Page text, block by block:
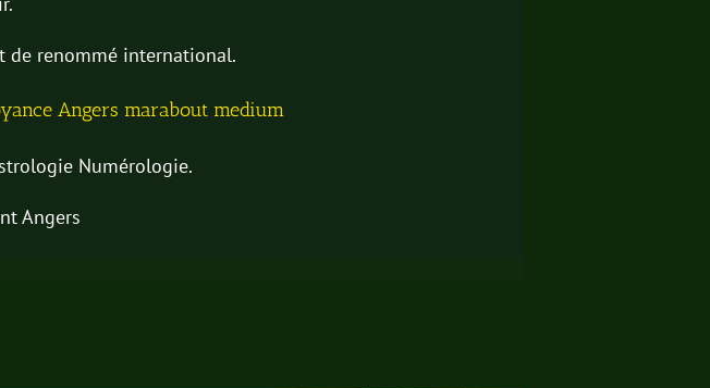
de renommé international.
Angers marabout medium
Numérologie.
Angers